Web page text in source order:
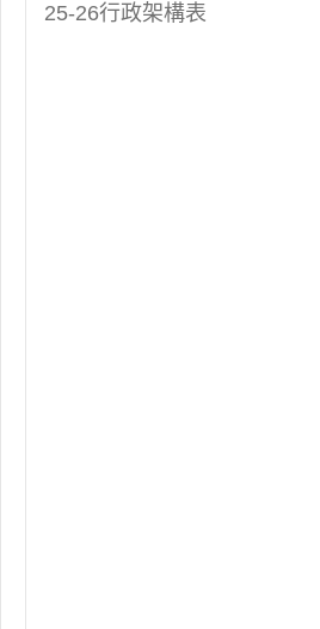
25-26行政架構表